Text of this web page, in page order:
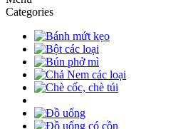
Categories